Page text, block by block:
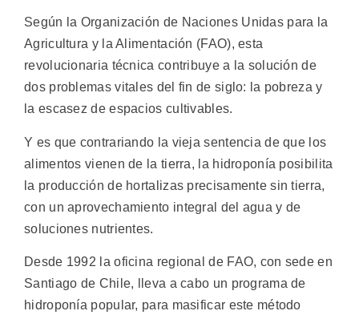
Según la Organización de Naciones Unidas para la
Agricultura y la Alimentación (FAO), esta
revolucionaria técnica contribuye a la solución de
dos problemas vitales del fin de siglo: la pobreza y
la escasez de espacios cultivables.
Y es que contrariando la vieja sentencia de que los
alimentos vienen de la tierra, la hidroponía posibilita
la producción de hortalizas precisamente sin tierra,
con un aprovechamiento integral del agua y de
soluciones nutrientes.
Desde 1992 la oficina regional de FAO, con sede en
Santiago de Chile, lleva a cabo un programa de
hidroponía popular, para masificar este método